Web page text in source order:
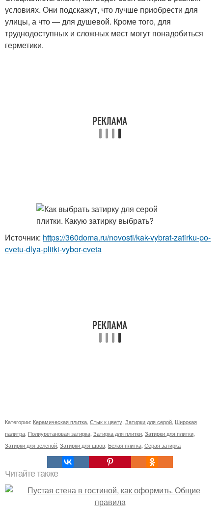
условиях. Они подскажут, что лучше приобрести для
улицы, а что — для душевой. Кроме того, для
труднодоступных и сложных мест могут понадобиться
герметики.
Источник: https://360doma.ru/novosti/kak-vybrat-zatirku-po-
cvetu-dlya-plitki-vybor-cveta
Категории: Керамическая плитка Стык к цвету Затирки для серой Широкая
палитра Полиуретановая затирка Затирка для плитки Затирки для плитки
Затирки для зеленой Затирки для швов Белая плитка Серая затирка
Читайте также